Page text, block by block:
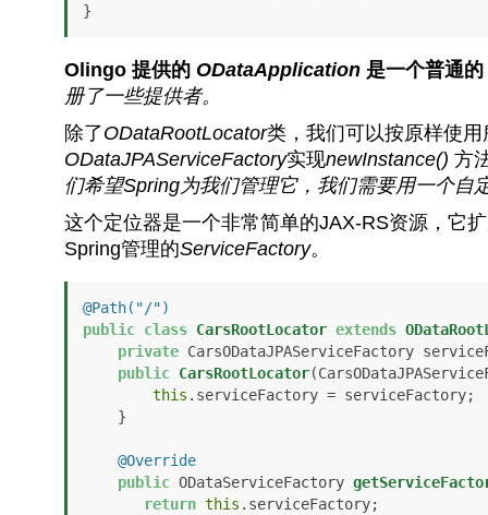
}
Olingo 提供的 ODataApplication是一个普通
册了一些提供者。
除了ODataRootLocator类，我们可以按原样使
ODataJPAServiceFactory实现newInstance() 方
们希望Spring为我们管理它，我们需要用一个自
这个定位器是一个非常简单的JAX-RS资源，它
Spring管理的ServiceFactory。
@Path("/")
public class CarsRootLocator extends
private CarsODataJPAServiceFactory
public CarsRootLocator
this .serviceFactory = serviceFactory;
@Override
public ODataServiceFactory
return this .serviceFactory;